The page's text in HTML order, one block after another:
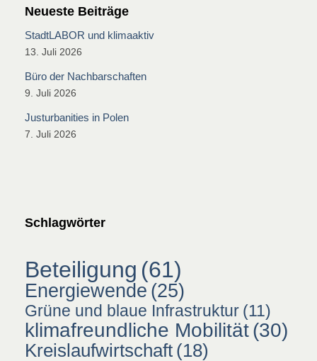
Neueste Beiträge
StadtLABOR und klimaaktiv
13. Juli 2026
Büro der Nachbarschaften
9. Juli 2026
Justurbanities in Polen
7. Juli 2026
Schlagwörter
Beteiligung (61)
Energiewende (25)
Grüne und blaue Infrastruktur (11)
klimafreundliche Mobilität(30)
Kreislaufwirtschaft (18)